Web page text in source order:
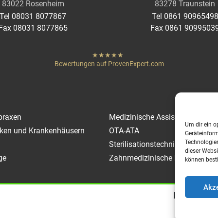
Um dir ein
dieser
können
83022 Rosenheim
Tel 08031 8077867
08031 8077865
83278 Traunstein
Tel 0861 90965498
Fax 0861
hat "von
Bewertungen auf ProvenExpert.com
und Krankenhäusern
Medizinische Assistenz / MTA
OTA-ATA
Sterilisationstechnische Berufe
Zahnmedizinische Berufe
Impressum